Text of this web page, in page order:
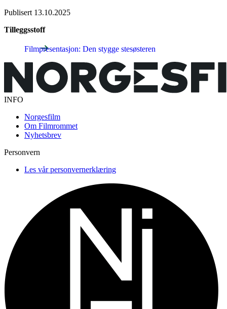
Publisert 13.10.2025
Tilleggsstoff
Filmpresentasjon: Den stygge stesøsteren
INFO
Norgesfilm
Om Filmrommet
Nyhetsbrev
Personvern
Les vår personvernerklæring